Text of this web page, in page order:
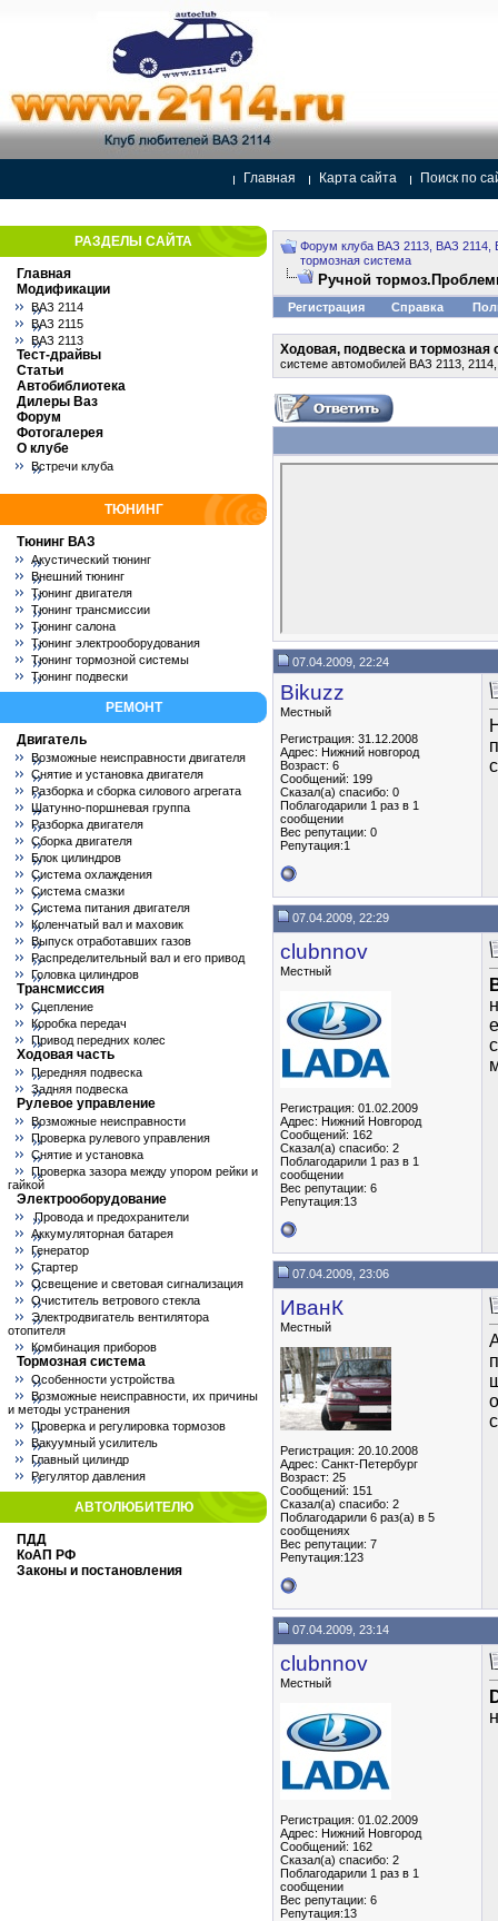
Главная Карта сайта Поиск по
РАЗДЕЛЫ САЙТА
Главная
Модификации
ВАЗ 2114
ВАЗ 2115
ВАЗ 2113
Тест-драйвы
Статьи
Автобиблиотека
Дилеры Ваз
Форум
Фотогалерея
О клубе
Встречи клуба
ТЮНИНГ
Тюнинг ВАЗ
Акустический тюнинг
Внешний тюнинг
Тюнинг двигателя
Тюнинг трансмиссии
Тюнинг салона
Тюнинг электрооборудования
Тюнинг тормозной системы
Тюнинг подвески
РЕМОНТ
Двигатель
Возможные неисправности двигателя
Снятие и установка двигателя
Разборка и сборка силового агрегата
Шатунно-поршневая группа
Разборка двигателя
Сборка двигателя
Блок цилиндров
Система охлаждения
Система смазки
Система питания двигателя
Коленчатый вал и маховик
Выпуск отработавших газов
Распределительный вал и его привод
Головка цилиндров
Трансмиссия
Сцепление
Коробка передач
Привод передних колес
Ходовая часть
Передняя подвеска
Задняя подвеска
Рулевое управление
Возможные неисправности
Проверка рулевого управления
Снятие и установка
Проверка зазора между упором рейки и
гайкой
Электрооборудование
Провода и предохранители
Аккумуляторная батарея
Генератор
Стартер
Освещение и световая сигнализация
Очиститель ветрового стекла
Электродвигатель вентилятора
отопителя
Комбинация приборов
Тормозная система
Особенности устройства
Возможные неисправности, их причины
и методы устранения
Проверка и регулировка тормозов
Вакуумный усилитель
Главный цилиндр
Регулятор давления
АВТОЛЮБИТЕЛЮ
ПДД
КоАП РФ
Законы и постановления
Форум клуба ВАЗ 2113, ВАЗ 2114,
тормозная система
Ручной
Регистрация Справка
Ходовая, подвеска и тормозная
системе автомобилей ВАЗ 2113, 2114,
07.04.2009, 22:24
Bikuzz
Местный
Регистрация: 31.12.2008
Адрес: Нижний новгород
Возраст: 6
Сообщений: 199
Сказал(а) спасибо: 0
Поблагодарили 1 раз в 1
сообщении
Вес репутации: 0
Репутация:1
07.04.2009, 22:29
clubnnov
Местный
Регистрация: 01.02.2009
Адрес: Нижний Новгород
Сообщений: 162
Сказал(а) спасибо: 2
Поблагодарили 1 раз в 1
сообщении
Вес репутации: 6
Репутация:13
07.04.2009, 23:06
ИванК
Местный
Регистрация: 20.10.2008
Адрес: Санкт-Петербург
Возраст: 25
Сообщений: 151
Сказал(а) спасибо: 2
Поблагодарили 6 раз(а) в 5
сообщениях
Вес репутации: 7
Репутация:123
07.04.2009, 23:14
clubnnov
Местный
Регистрация: 01.02.2009
Адрес: Нижний Новгород
Сообщений: 162
Сказал(а) спасибо: 2
Поблагодарили 1 раз в 1
сообщении
Вес репутации: 6
Репутация:13